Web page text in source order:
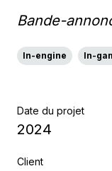
Bande-
In-engine In-
Date du projet
2024
Client